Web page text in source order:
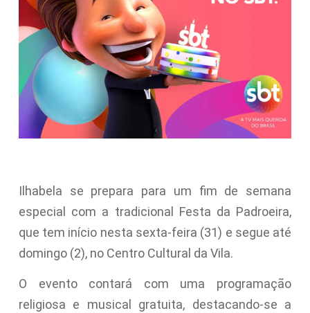
Ilhabela se prepara para um fim de semana
especial com a tradicional Festa da Padroeira,
que tem início nesta sexta-feira (31) e segue até
domingo (2), no Centro Cultural da Vila.
O evento contará com uma programação
religiosa e musical gratuita, destacando-se a